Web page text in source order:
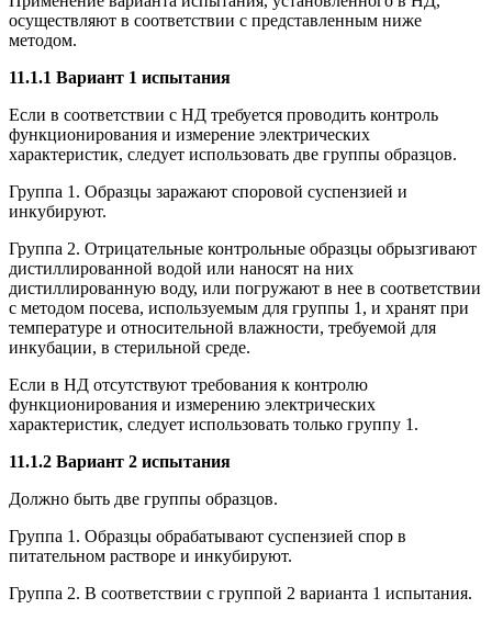
осуществляют в соответствии с представленным ниже
методом.
11.1.1 Вариант 1 испытания
Если в соответствии с НД требуется проводить контроль
функционирования и измерение электрических
характеристик, следует использовать две группы образцов.
Группа 1. Образцы заражают споровой суспензией и
инкубируют.
Группа 2. Отрицательные контрольные образцы обрызгивают
дистиллированной водой или наносят на них
дистиллированную воду, или погружают в нее в соответствии
с методом посева, используемым для группы 1, и хранят при
температуре и относительной влажности, требуемой для
инкубации, в стерильной среде.
Если в НД отсутствуют требования к контролю
функционирования и измерению электрических
характеристик, следует использовать только группу 1.
11.1.2 Вариант 2 испытания
Должно быть две группы образцов.
Группа 1. Образцы обрабатывают суспензией спор в
питательном растворе и инкубируют.
Группа 2. В соответствии с группой 2 варианта 1 испытания.